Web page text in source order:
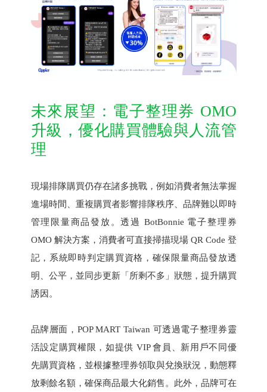
未來展望：電子整理券 OMO
升級，優化購買體驗與人流管
理
現場排隊購買仍存在諸多挑戰，例如消費者無法掌握
進場時間、重複購買者影響排隊秩序、品牌難以即時
管理限量商品發放。透過 BotBonnie 電子整理券
OMO 解決方案，消費者可直接掃描現場 QR Code 登
記，系統即時判定購買資格，確保限量商品發放透
明、公平，並同步更新「所剩不多」狀態，提升購買
誘因。
品牌層面，POP MART Taiwan 可透過電子整理券靈
活設定購買權限，如提供 VIP 會員、新用戶不同優
先購買資格，並根據整理券領取與兌換狀況，動態釋
放剩餘名額，確保商品最大化銷售。此外，品牌可在